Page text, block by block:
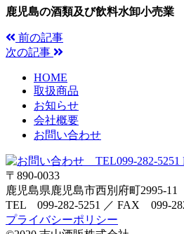
鹿児島の酒類及び飲料水卸小売業
前の記事
次の記事
HOME
取扱商品
お知らせ
会社概要
お問い合わせ
〒890-0033
鹿児島県鹿児島市西別府町2995-11
TEL 099-282-5251 ／ FAX 099-
プライバシーポリシー